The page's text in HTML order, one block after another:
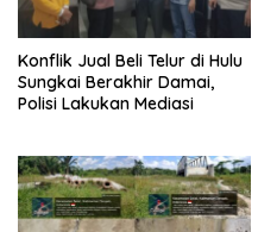
Konflik Jual Beli Telur di Hulu
Sungkai Berakhir Damai,
Polisi Lakukan Mediasi